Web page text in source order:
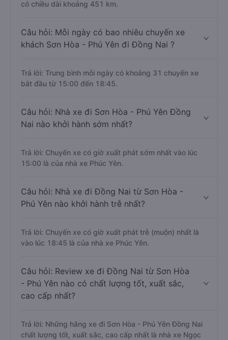
có chiều dài khoảng 451 km.
Câu hỏi: Mỗi ngày có bao nhiêu chuyến xe
khách Sơn Hòa - Phú Yên đi Đồng Nai ?
Trả lời: Trung bình mỗi ngày có khoảng 31 chuyến xe
bắt đầu từ 15:00 đến 18:45.
Câu hỏi: Nhà xe đi Sơn Hòa - Phú Yên Đồng
Nai nào khởi hành sớm nhất?
Trả lời: Chuyến xe có giờ xuất phát sớm nhất vào lúc
15:00 là của nhà xe Phúc Yên.
Câu hỏi: Nhà xe đi Đồng Nai từ Sơn Hòa -
Phú Yên nào khởi hành trễ nhất?
Trả lời: Chuyến xe có giờ xuất phát trễ (muộn) nhất là
vào lúc 18:45 là của nhà xe Phúc Yên.
Câu hỏi: Review xe đi Đồng Nai từ Sơn Hòa
- Phú Yên nào có chất lượng tốt, xuất sắc,
cao cấp nhất?
Trả lời: Những hãng xe đi Sơn Hòa - Phú Yên Đồng Nai
chất lượng tốt, xuất sắc, cao cấp nhất là nhà xe Ngọc